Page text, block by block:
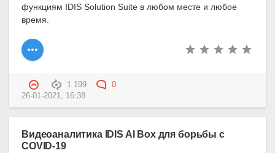
функциям IDIS Solution Suite в любом месте и любое
время.
1 199
0
26-01-2021, 16:38
Видеоаналитика IDIS AI Box для борьбы с
COVID-19